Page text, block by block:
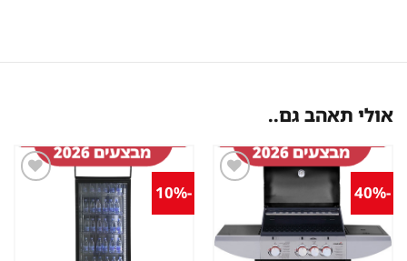
אולי תאהב גם..
במועדפים